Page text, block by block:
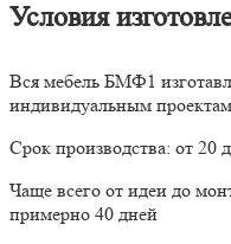
Условия
Вся мебель БМФ1
индивидуальным
Срок производства: от 20
Чаще всего от идеи до
примерно 40 дней